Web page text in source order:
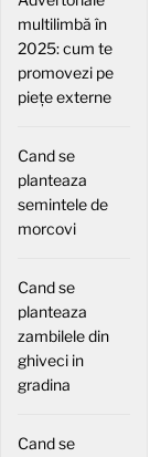
multilimbă în
2025: cum te
promovezi pe
piețe externe
Cand se
planteaza
semintele de
morcovi
Cand se
planteaza
zambilele din
ghiveci in
gradina
Cand se